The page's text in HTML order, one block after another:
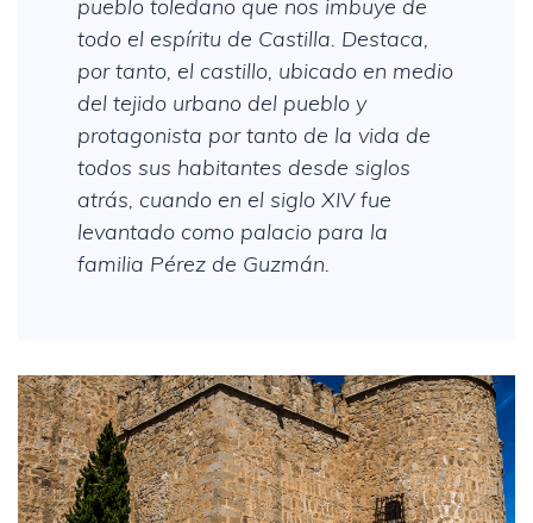
pueblo toledano que nos imbuye de
todo el espíritu de Castilla. Destaca,
por tanto, el castillo, ubicado en medio
del tejido urbano del pueblo y
protagonista por tanto de la vida de
todos sus habitantes desde siglos
atrás, cuando en el siglo XIV fue
levantado como palacio para la
familia Pérez de Guzmán.